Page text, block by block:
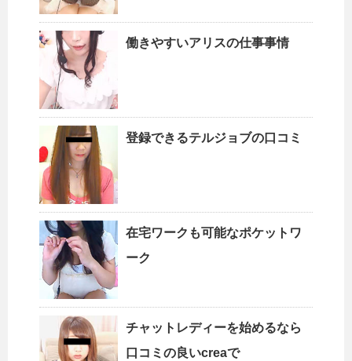
働きやすいアリスの仕事事情
登録できるテルジョブの口コミ
在宅ワークも可能なポケットワ
ーク
チャットレディーを始めるなら
口コミの良いcreaで